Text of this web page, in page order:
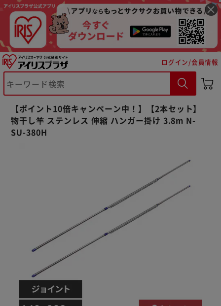
ログイン/会員情報
【ポイント10倍キャンペーン中！】【2本セット】
物干し竿 ステンレス 伸縮 ハンガー掛け 3.8m N-
SU-380H
※ご確認ください
カートに入れる 購入手続きへ